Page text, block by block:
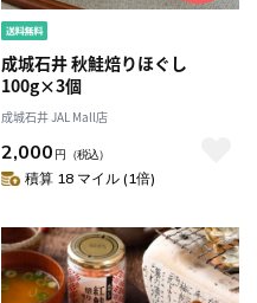
成城石井 秋鮭焙りほぐし
100g×3個
成城石井 JAL Mall店
2,000 円 （税込）
積算 18 マイル (1倍)